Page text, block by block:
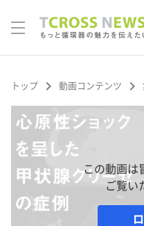
トップ keyboard_arrow_right 動画コンテンツ keyboard_arrow_right
この動画は
ご覧い